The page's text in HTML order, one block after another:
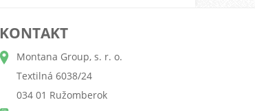
KONTAKT
Montana Group, s. r. o.
Textilná 6038/24
034 01 Ružomberok